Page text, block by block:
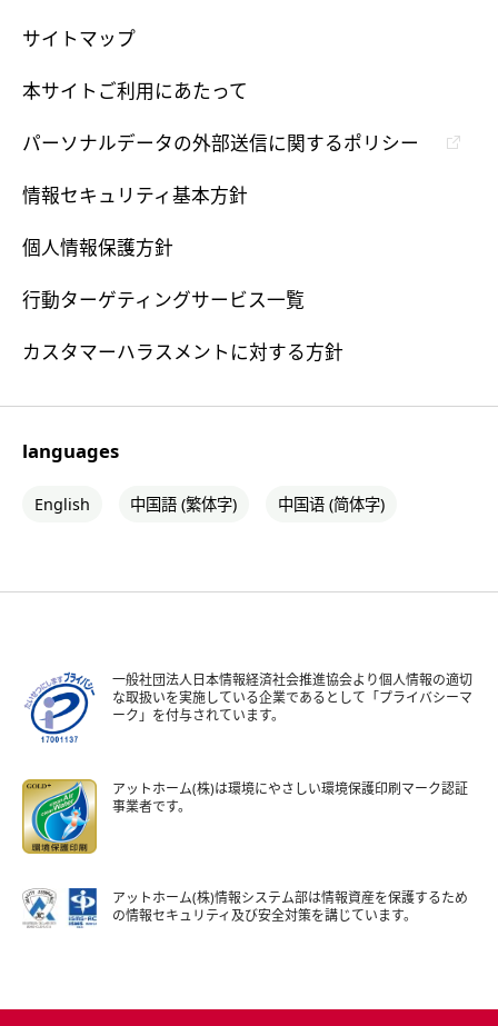
サイトマップ
本サイトご利用にあたって
パーソナルデータの外部送信に関するポリシー
情報セキュリティ基本方針
個人情報保護方針
行動ターゲティングサービス一覧
カスタマーハラスメントに対する方針
languages
English 中国語 (繁体字) 中国语 (简体字)
一般社団法人日本情報経済社会推進協会より個人情報の適切
な取扱いを実施している企業であるとして「プライバシーマ
ーク」を付与されています。
アットホーム(株)は環境にやさしい環境保護印刷マーク認証
事業者です。
アットホーム(株)情報システム部は情報資産を保護するため
の情報セキュリティ及び安全対策を講じています。